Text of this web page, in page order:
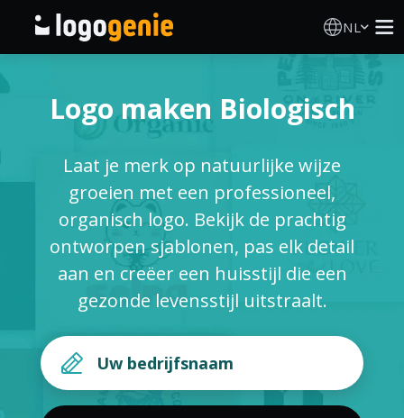
NL
AI logogenerator
Logo-ideeën
Gedrukte producten
Over
INLOGGEN
Logo maken Biologisch
Laat je merk op natuurlijke wijze
groeien met een professioneel,
organisch logo. Bekijk de prachtig
ontworpen sjablonen, pas elk detail
aan en creëer een huisstijl die een
gezonde levensstijl uitstraalt.